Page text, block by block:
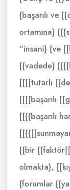
{başarılı ve
ortamına}
“insani} {ve
{{vadede}
[[[[tutarlı
[[[[başarılı
[[{{başarılı
{{bir
olmakta},
{forumlar